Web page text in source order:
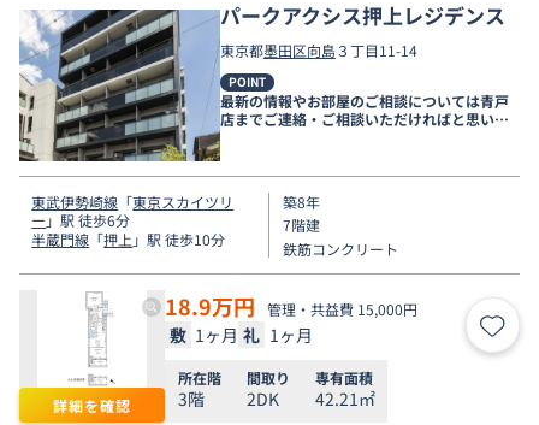
パークアクシス押上レジデンス
東京都墨田区向島３丁目11-14
POINT
最新の情報やお部屋のご相談については青戸
店までご連絡・ご相談いただければと思いま
す。
東武伊勢崎線 「東京スカイツリ
ー 」駅 徒歩6分
半蔵門線 「押上 」駅 徒歩10分
築8年
7階建
鉄筋コンクリート
詳細を確認
18.9万円 管理・共益費 15,000円
敷 1ヶ月 礼 1ヶ月 お気
所在階
3階
間取り
2DK
専有面積
42.21㎡